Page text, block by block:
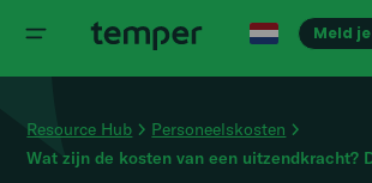
Meld
Resource Hub
Personeelskosten
Wat zijn de kosten van een uitzendkracht?